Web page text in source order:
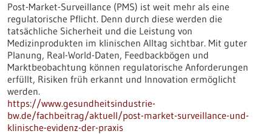
Post-Market-Surveillance (PMS) ist weit mehr als eine
regulatorische Pflicht. Denn durch diese werden die
tatsächliche Sicherheit und die Leistung von
Medizinprodukten im klinischen Alltag sichtbar. Mit guter
Planung, Real-World-Daten, Feedbackbögen und
Marktbeobachtung können regulatorische Anforderungen
erfüllt, Risiken früh erkannt und Innovation ermöglicht
werden.
https://www.gesundheitsindustrie-
bw.de/fachbeitrag/aktuell/post-market-surveillance-und-
klinische-evidenz-der-praxis